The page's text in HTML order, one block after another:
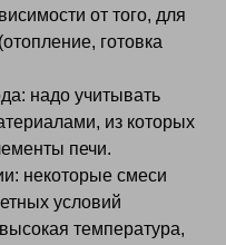
от того, для
готовка
надо учитывать
из которых
печи.
некоторые смеси
условий
температура,